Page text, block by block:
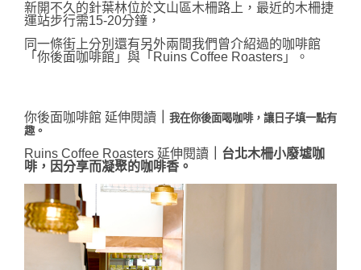
新開不久的針葉林位於文山區木柵路上，最近的木柵捷
運站步行需15-20分鐘，
同一條街上分別還有另外兩間我們曾介紹過的咖啡館
「你後面咖啡館」與「Ruins Coffee Roasters」。
你後面咖啡館 延伸閱讀 我在你後面喝咖啡，讓日子填一點有
趣。
Ruins Coffee Roasters 延伸閱讀
台北木柵小廢墟咖
啡，因分享而凝聚的咖啡香。